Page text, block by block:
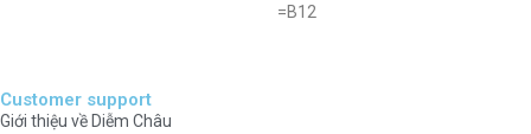
=B12
Customer support
Giới thiệu về Diễm Châu